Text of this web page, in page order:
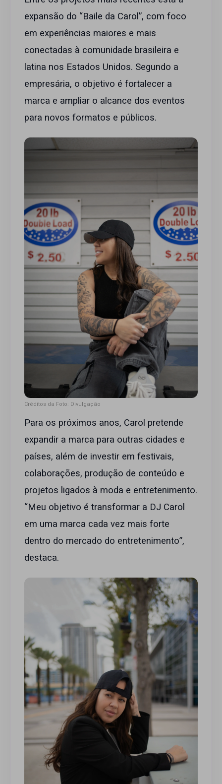
expansão do “Baile da Carol”, com foco
em experiências maiores e mais
conectadas à comunidade brasileira e
latina nos Estados Unidos. Segundo a
empresária, o objetivo é fortalecer a
marca e ampliar o alcance dos eventos
para novos formatos e públicos.
Créditos da Foto: Divulgação
Para os próximos anos, Carol pretende
expandir a marca para outras cidades e
países, além de investir em festivais,
colaborações, produção de conteúdo e
projetos ligados à moda e entretenimento.
“Meu objetivo é transformar a DJ Carol
em uma marca cada vez mais forte
dentro do mercado do entretenimento”,
destaca.